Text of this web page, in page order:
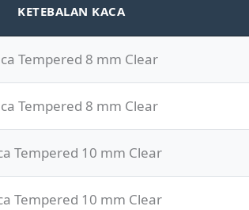
KETEBALAN KACA
Tempered 8 mm Clear
Tempered 8 mm Clear
Tempered 10 mm Clear
Tempered 10 mm Clear